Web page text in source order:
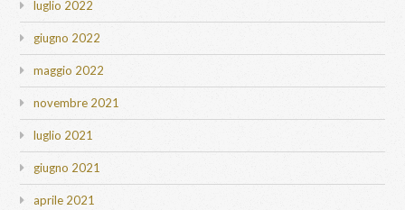
luglio 2022
giugno 2022
maggio 2022
novembre 2021
luglio 2021
giugno 2021
aprile 2021